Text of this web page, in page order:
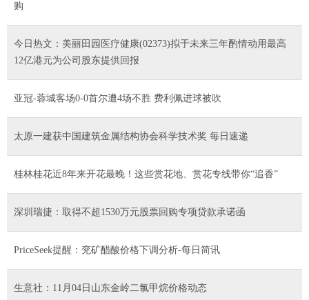
购
今日热文：美丽田园医疗健康(02373)拟于未来三年酌情动用最高
12亿港元为公司股东提供回报
亚冠-蓉城客场0-0首尔遭4场不胜 费利佩进球被吹
太原一建获中国建筑金属结构协会科学技术奖 每日速递
桂林桂花近8年来开花最晚！这些赏花地、赏花专线带你“追香”
深圳瑞捷：取得不超1530万元股票回购专项贷款承诺函
PriceSeek提醒：兖矿醋酸价格下调分析-每日简讯
生意社：11月04日山东金岭二氯甲烷价格动态